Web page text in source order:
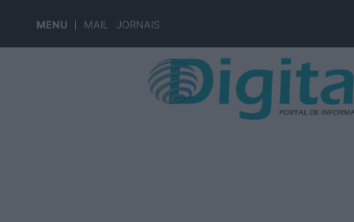
MENU MAIL JORNAIS